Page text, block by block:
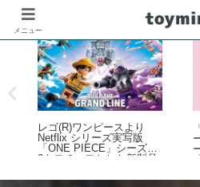
レゴ(R)ワンピースより
Netflix シリーズ実写版
「ONE PIECE」シーズン
2をモチーフとした新製品
月9日予約開始・8月1日発
メニュー